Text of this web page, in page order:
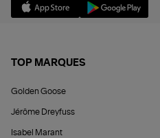
TOP MARQUES
Golden Goose
Jérôme Dreyfuss
Isabel Marant